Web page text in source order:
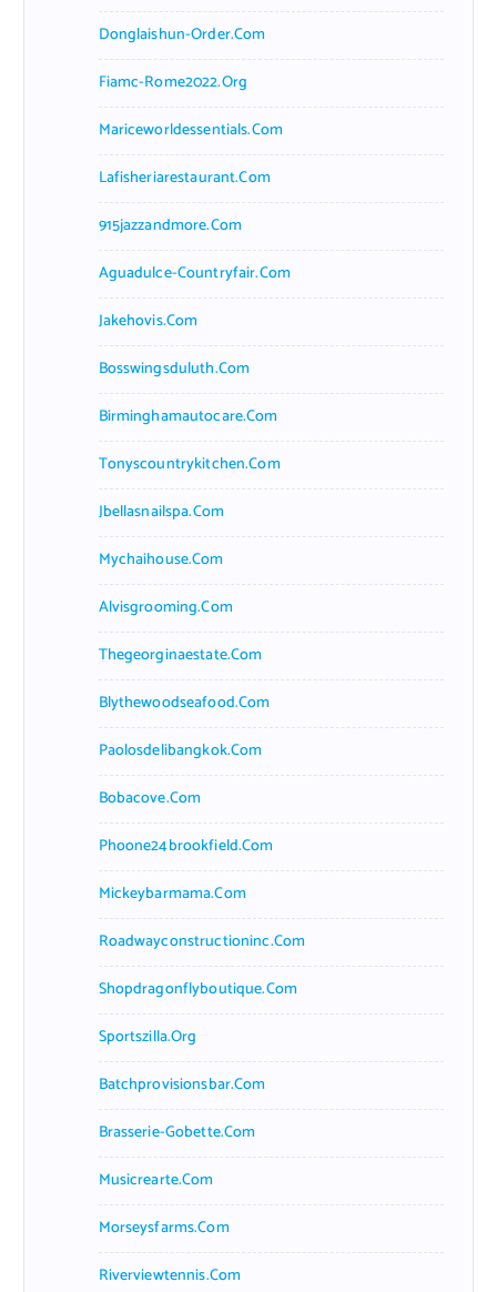
Donglaishun-Order.com
Fiamc-Rome2022.org
Mariceworldessentials.com
Lafisheriarestaurant.com
915jazzandmore.com
Aguadulce-Countryfair.com
Jakehovis.com
Bosswingsduluth.com
Birminghamautocare.com
Tonyscountrykitchen.com
Jbellasnailspa.com
Mychaihouse.com
Alvisgrooming.com
Thegeorginaestate.com
Blythewoodseafood.com
Paolosdelibangkok.com
Bobacove.com
Phoone24brookfield.com
Mickeybarmama.com
Roadwayconstructioninc.com
Shopdragonflyboutique.com
Sportszilla.org
Batchprovisionsbar.com
Brasserie-Gobette.com
Musicrearte.com
Morseysfarms.com
Riverviewtennis.com